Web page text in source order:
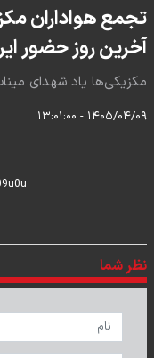
تجمع هواداران
آخرین روز حضور
مکزیکی‌ها یاد شهدای
۱۴۰۵/۰۴/۰۹ - ۱۳:۰۱:۰۰
نظر شما